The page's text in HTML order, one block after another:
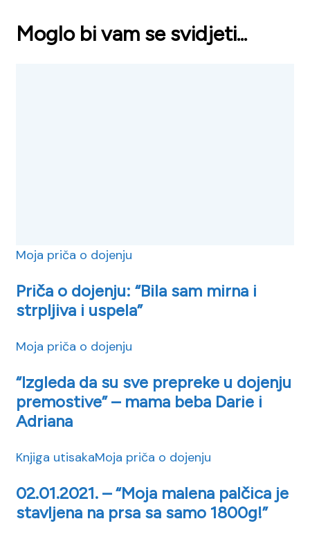
Moglo bi vam se svidjeti...
Moja priča o dojenju
Priča o dojenju: “Bila sam mirna i
strpljiva i uspela”
Moja priča o dojenju
“Izgleda da su sve prepreke u dojenju
premostive” – mama beba Darie i
Adriana
Knjiga utisakaMoja priča o dojenju
02.01.2021. – “Moja malena palčica je
stavljena na prsa sa samo 1800g!”